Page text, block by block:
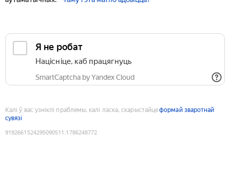
Я не робат
Націсніце, каб працягнуць
SmartCaptcha by Yandex Cloud
Калі ў вас узніклі праблемы, калі ласка, скарыстайцеформай зваротнай
сувязі
9192661524295090511 :1786248772